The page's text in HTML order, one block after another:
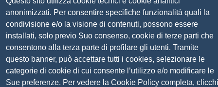
Codice fiscale e Partita Iva:01838690491
Codice univoco fatturazione elettronica: UFN1JE
Pagare con PagoPA
Seguici su
anonimizzati. Per consentire specifiche funzionalità quali la
condivisione e/o la visione di contenuti, possono essere
installati, solo previo Suo consenso, cookie di terze parti che
consentono alla terza parte di profilare gli utenti. Tramite
questo banner, può accettare tutti i cookies, selezionare le
categorie di cookie di cui consente l’utilizzo e/o modificare le
Sue preferenze. Per vedere la Cookie Policy completa, clicchi